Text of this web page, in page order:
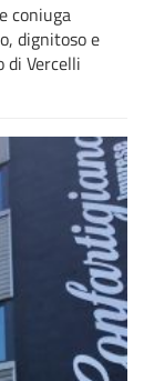
coniuga
dignitoso e
di Vercelli